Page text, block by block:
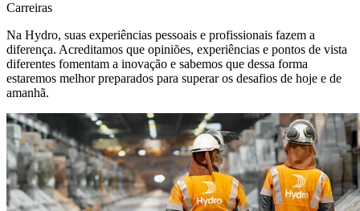
Carreiras
Na Hydro, suas experiências pessoais e profissionais fazem a
diferença. Acreditamos que opiniões, experiências e pontos de vista
diferentes fomentam a inovação e sabemos que dessa forma
estaremos melhor preparados para superar os desafios de hoje e de
amanhã.